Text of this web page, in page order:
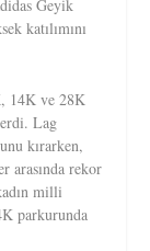
Geyik
katılımını
14K ve 28K
Lag
kırarken,
arasında rekor
milli
parkurunda